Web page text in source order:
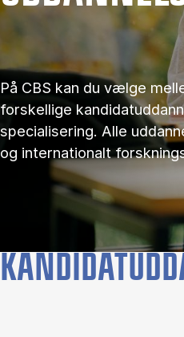
På CBS kan du vælge
forskellige
specialisering. Alle
og internationalt